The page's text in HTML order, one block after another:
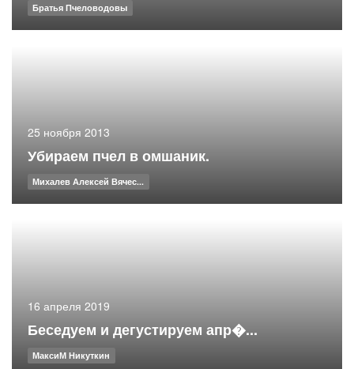
Братья Пчеловодовы
25 ноября 2013
Убираем пчел в омшаник.
Михалев Алексей Вячес...
16 апреля 2019
Беседуем и дегустируем апр�...
МаксиМ Никуткин